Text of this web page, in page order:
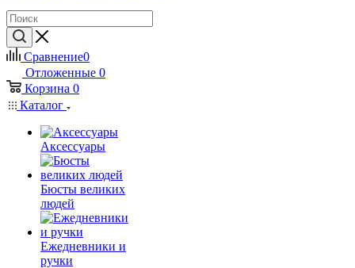
Сравнение0
Отложенные 0
Корзина 0
Каталог
Аксессуары
Бюсты великих
людей
Ежедневники и
ручки